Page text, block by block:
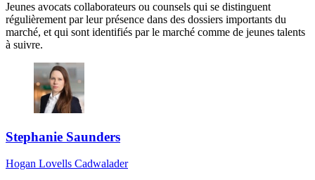
Jeunes avocats collaborateurs ou counsels qui se distinguent
régulièrement par leur présence dans des dossiers importants du
marché, et qui sont identifiés par le marché comme de jeunes talents
à suivre.
Stephanie Saunders
Hogan Lovells Cadwalader